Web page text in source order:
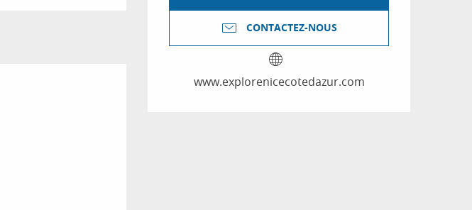
CONTACTEZ-NOUS
www.explorenicecotedazur.com